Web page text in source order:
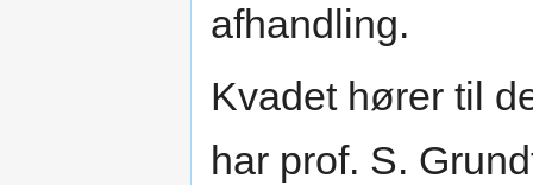
afhandling.
Kvadet hører til
har prof. S.